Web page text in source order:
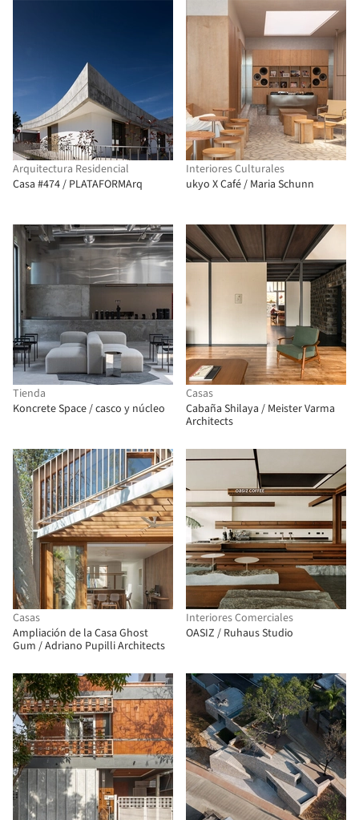
Arquitectura Residencial
Casa #474 / PLATAFORMArq
Interiores Culturales
ukyo X Café / Maria Schunn
Tienda
Koncrete Space / casco y núcleo
Casas
Cabaña Shilaya / Meister Varma
Architects
Casas
Ampliación de la Casa Ghost
Gum / Adriano Pupilli Architects
Interiores Comerciales
OASIZ / Ruhaus Studio